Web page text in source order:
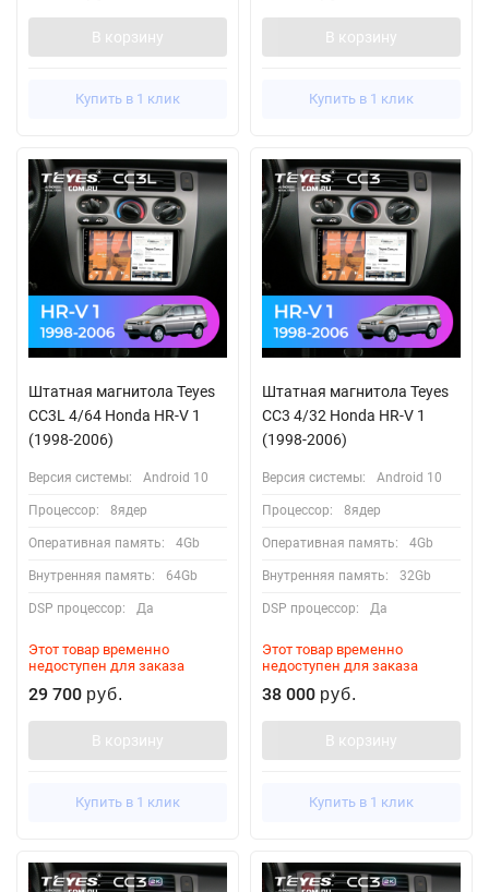
В корзину
Купить в 1 клик
В корзину
Купить в 1 клик
Штатная магнитола Teyes
CC3L 4/64 Honda HR-V 1
(1998-2006)
Версия системы: Android 10
Процессор: 8ядер
Оперативная память: 4Gb
Внутренняя память: 64Gb
DSP процессор: Да
Этот товар временно
недоступен для заказа
29 700 руб.
В корзину
Купить в 1 клик
Штатная магнитола Teyes
CC3 4/32 Honda HR-V 1
(1998-2006)
Версия системы: Android 10
Процессор: 8ядер
Оперативная память: 4Gb
Внутренняя память: 32Gb
DSP процессор: Да
Этот товар временно
недоступен для заказа
38 000 руб.
В корзину
Купить в 1 клик